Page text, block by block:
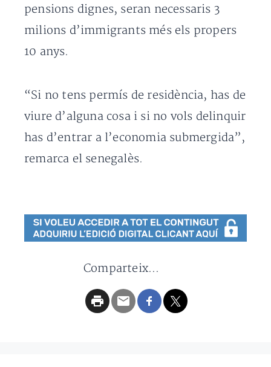
pensions dignes, seran necessaris 3
milions d’immigrants més els propers
10 anys.
“Si no tens permís de residència, has de
viure d’alguna cosa i si no vols delinquir
has d’entrar a l’economia submergida”,
remarca el senegalès.
Comparteix...